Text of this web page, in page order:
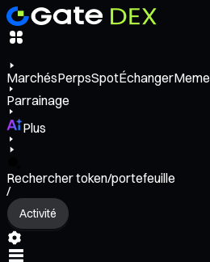
MarchésPerpsSpotÉchangerMeme
Parrainage
Plus
Rechercher token/portefeuille
/
Activité